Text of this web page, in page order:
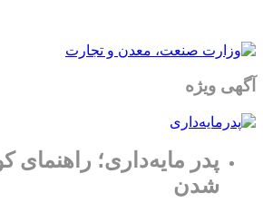
آگهی ویژه
پدر مایه‌داری؛ راهنمای
شدن